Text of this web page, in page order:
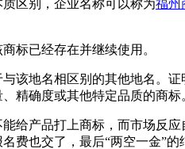
区别，企业名称可以称为福州
标已经存在并继续使用。
该地名相区别的其他地名。
精确度或其他特定品质的商标
给产品打上商标，而市场反应
费也交了，最后“两空一金”的